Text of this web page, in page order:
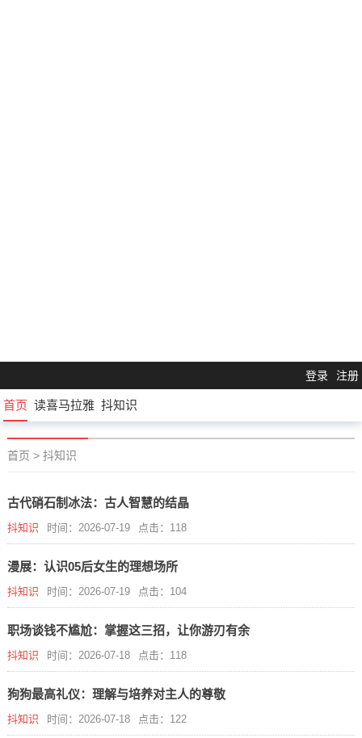
登录 注册
首页 读喜马拉雅 抖知识
首页 > 抖知识
古代硝石制冰法：古人智慧的结晶
抖知识 时间：2026-07-19 点击：118
漫展：认识05后女生的理想场所
抖知识 时间：2026-07-19 点击：104
职场谈钱不尴尬：掌握这三招，让你游刃有余
抖知识 时间：2026-07-18 点击：118
狗狗最高礼仪：理解与培养对主人的尊敬
抖知识 时间：2026-07-18 点击：122